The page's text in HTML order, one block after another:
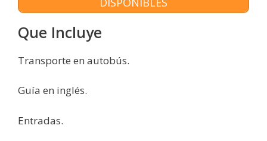
Que Incluye
Transporte en autobús.
Guía en inglés.
Entradas.